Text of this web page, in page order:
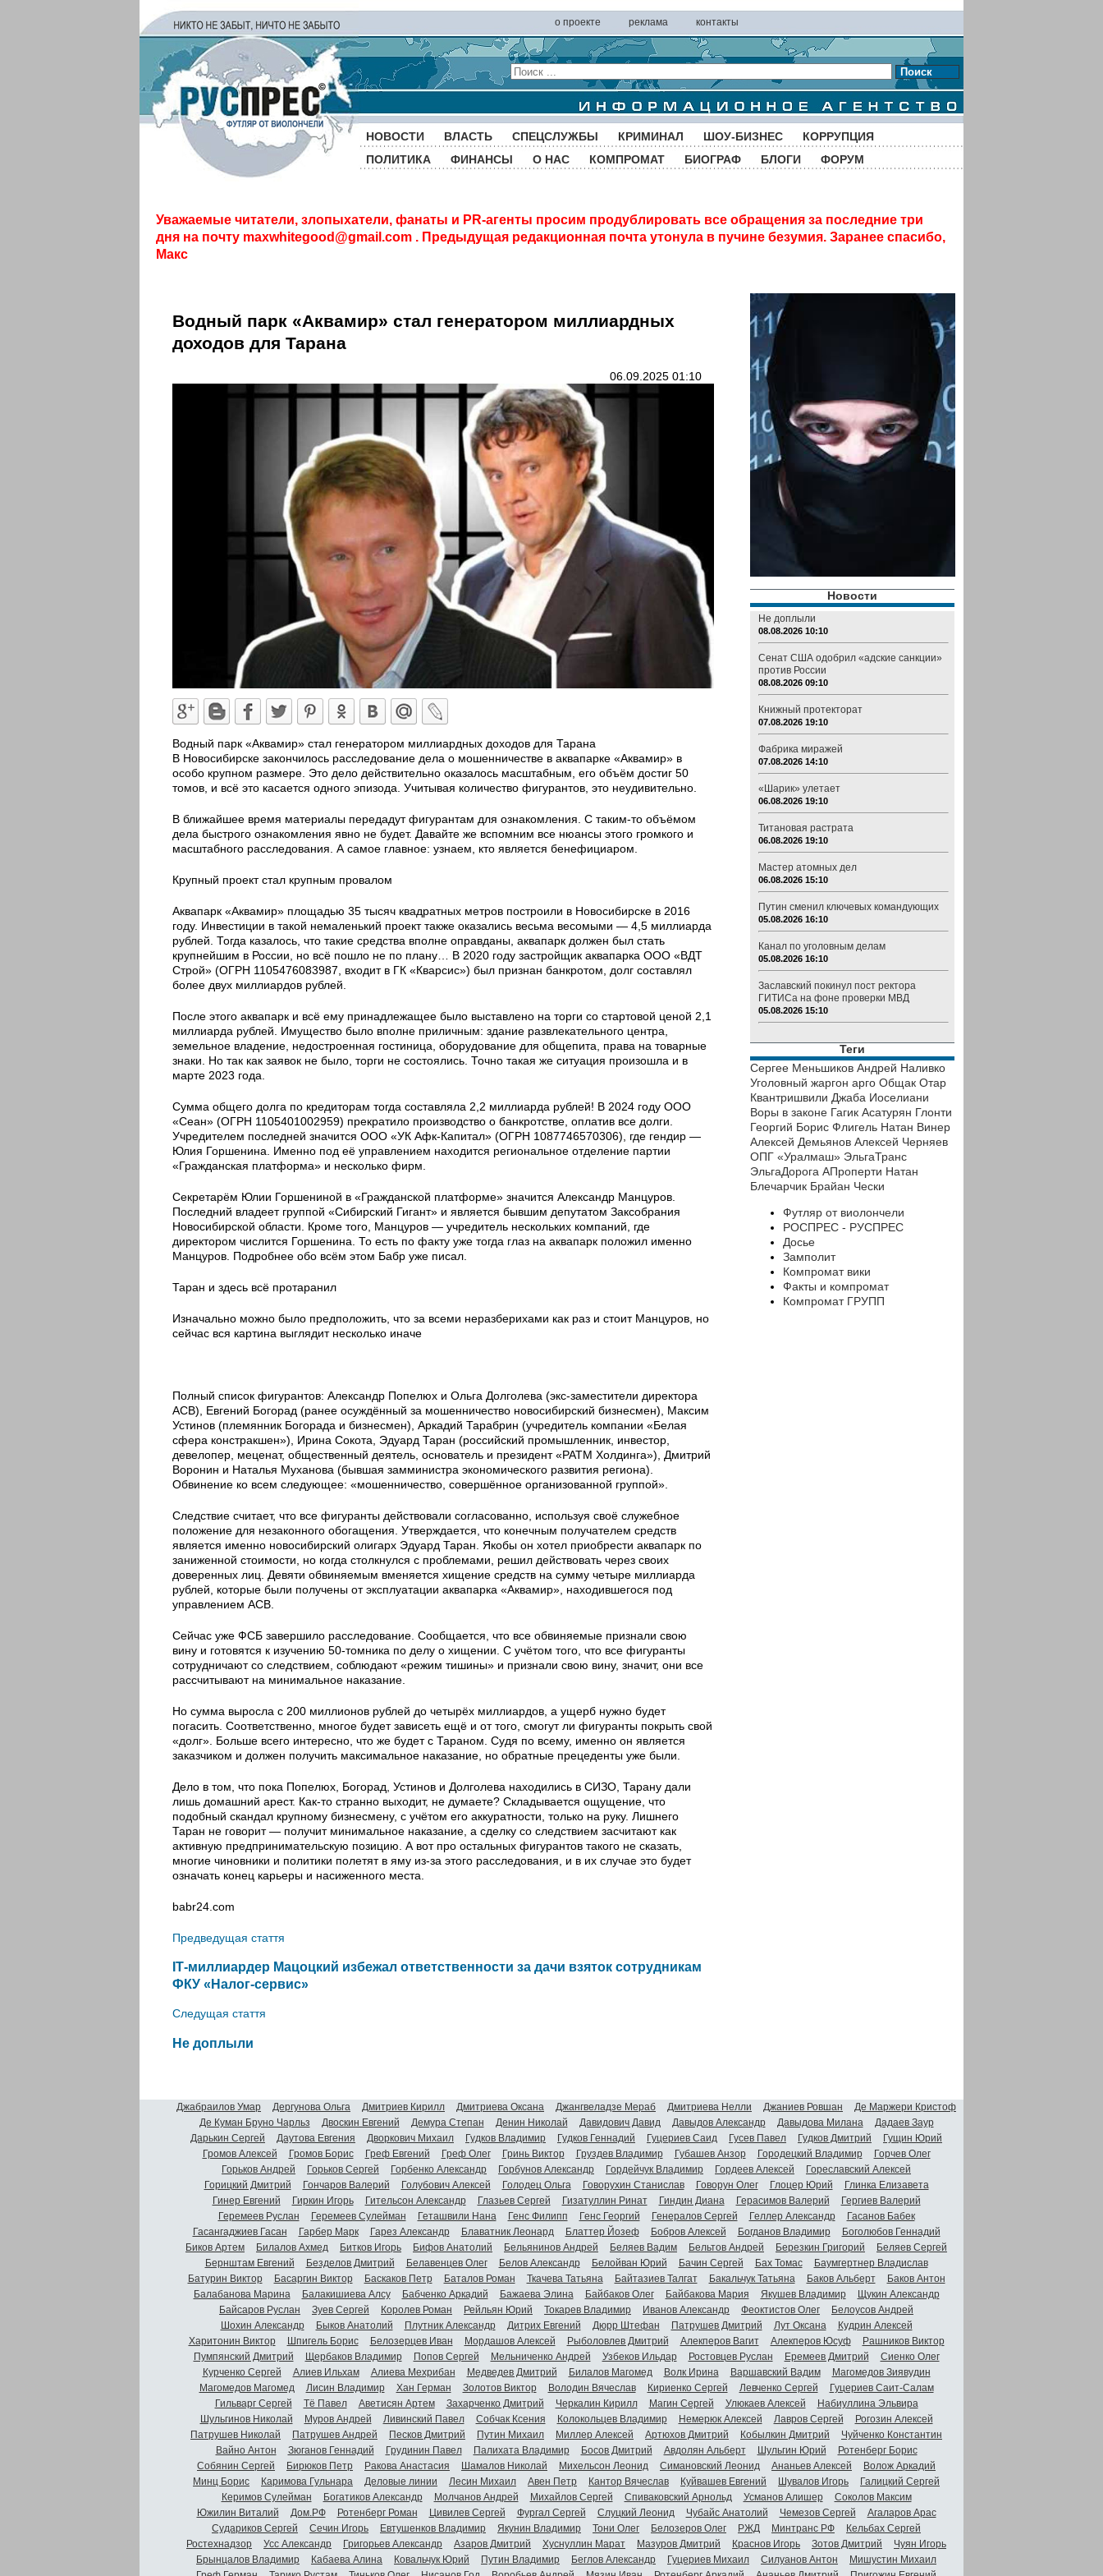
о проекте реклама контакты
Поиск
НОВОСТИ ВЛАСТЬ СПЕЦСЛУЖБЫ КРИМИНАЛ ШОУ-БИЗНЕС
КОРРУПЦИЯ
ПОЛИТИКА
ФИНАНСЫ О НАС КОМПРОМАТ БИОГРАФ БЛОГИ ФОРУМ
Уважаемые читатели, злопыхатели, фанаты и PR-агенты просим продублировать все обращения за последние три
дня на почту maxwhitegood@gmail.com . Предыдущая редакционная почта утонула в пучине безумия. Заранее спасибо,
Макс
Водный парк «Аквамир» стал генератором миллиардных
доходов для Тарана
06.09.2025 01:10
Водный парк «Аквамир» стал генератором миллиардных доходов для Тарана
В Новосибирске закончилось расследование дела о мошенничестве в аквапарке «Аквамир» в
особо крупном размере. Это дело действительно оказалось масштабным, его объём достиг 50
томов, и всё это касается одного эпизода. Учитывая количество фигурантов, это неудивительно.
В ближайшее время материалы передадут фигурантам для ознакомления. С таким-то объёмом
дела быстрого ознакомления явно не будет. Давайте же вспомним все нюансы этого громкого и
масштабного расследования. А самое главное: узнаем, кто является бенефициаром.
Крупный проект стал крупным провалом
Аквапарк «Аквамир» площадью 35 тысяч квадратных метров построили в Новосибирске в 2016
году. Инвестиции в такой немаленький проект также оказались весьма весомыми — 4,5 миллиарда
рублей. Тогда казалось, что такие средства вполне оправданы, аквапарк должен был стать
крупнейшим в России, но всё пошло не по плану… В 2020 году застройщик аквапарка ООО «ВДТ
Строй» (ОГРН 1105476083987, входит в ГК «Кварсис») был признан банкротом, долг составлял
более двух миллиардов рублей.
После этого аквапарк и всё ему принадлежащее было выставлено на торги со стартовой ценой 2,1
миллиарда рублей. Имущество было вполне приличным: здание развлекательного центра,
земельное владение, недостроенная гостиница, оборудование для общепита, права на товарные
знаки. Но так как заявок не было, торги не состоялись. Точно такая же ситуация произошла и в
марте 2023 года.
Сумма общего долга по кредиторам тогда составляла 2,2 миллиарда рублей! В 2024 году ООО
«Сеан» (ОГРН 1105401002959) прекратило производство о банкротстве, оплатив все долги.
Учредителем последней значится ООО «УК Афк-Капитал» (ОГРН 1087746570306), где гендир —
Юлия Горшенина. Именно под её управлением находится региональное отделение партии
«Гражданская платформа» и несколько фирм.
Секретарём Юлии Горшениной в «Гражданской платформе» значится Александр Манцуров.
Последний владеет группой «Сибирский Гигант» и является бывшим депутатом Заксобрания
Новосибирской области. Кроме того, Манцуров — учредитель нескольких компаний, где
директором числится Горшенина. То есть по факту уже тогда глаз на аквапарк положил именно
Манцуров. Подробнее обо всём этом Бабр уже писал.
Таран и здесь всё протаранил
Изначально можно было предположить, что за всеми неразберихами как раз и стоит Манцуров, но
сейчас вся картина выглядит несколько иначе
Полный список фигурантов: Александр Попелюх и Ольга Долголева (экс-заместители директора
АСВ), Евгений Богорад (ранее осуждённый за мошенничество новосибирский бизнесмен), Максим
Устинов (племянник Богорада и бизнесмен), Аркадий Тарабрин (учредитель компании «Белая
сфера констракшен»), Ирина Сокота, Эдуард Таран (российский промышленник, инвестор,
девелопер, меценат, общественный деятель, основатель и президент «РАТМ Холдинга»), Дмитрий
Воронин и Наталья Муханова (бывшая замминистра экономического развития региона).
Обвинение ко всем следующее: «мошенничество, совершённое организованной группой».
Следствие считает, что все фигуранты действовали согласованно, используя своё служебное
положение для незаконного обогащения. Утверждается, что конечным получателем средств
является именно новосибирский олигарх Эдуард Таран. Якобы он хотел приобрести аквапарк по
заниженной стоимости, но когда столкнулся с проблемами, решил действовать через своих
доверенных лиц. Девяти обвиняемым вменяется хищение средств на сумму четыре миллиарда
рублей, которые были получены от эксплуатации аквапарка «Аквамир», находившегося под
управлением АСВ.
Сейчас уже ФСБ завершило расследование. Сообщается, что все обвиняемые признали свою
вину и готовятся к изучению 50-томника по делу о хищении. С учётом того, что все фигуранты
сотрудничают со следствием, соблюдают «режим тишины» и признали свою вину, значит, они все
рассчитывают на минимальное наказание.
Но сумма выросла с 200 миллионов рублей до четырёх миллиардов, а ущерб нужно будет
погасить. Соответственно, многое будет зависеть ещё и от того, смогут ли фигуранты покрыть свой
«долг». Больше всего интересно, что же будет с Тараном. Судя по всему, именно он является
заказчиком и должен получить максимальное наказание, но обратные прецеденты уже были.
Дело в том, что пока Попелюх, Богорад, Устинов и Долголева находились в СИЗО, Тарану дали
лишь домашний арест. Как-то странно выходит, не думаете? Складывается ощущение, что
подобный скандал крупному бизнесмену, с учётом его аккуратности, только на руку. Лишнего
Таран не говорит — получит минимальное наказание, а сделку со следствием засчитают как
активную предпринимательскую позицию. А вот про остальных фигурантов такого не сказать,
многие чиновники и политики полетят в яму из-за этого расследования, и в их случае это будет
означать конец карьеры и насиженного места.
babr24.com
Предведущая стаття
IТ-миллиардер Мацоцкий избежал ответственности за дачи взяток сотрудникам
ФКУ «Налог-сервис»
Следущая стаття
Не доплыли
Новости
Не доплыли
08.08.2026 10:10
Сенат США одобрил «адские санкции»
против России
08.08.2026 09:10
Книжный протекторат
07.08.2026 19:10
Фабрика миражей
07.08.2026 14:10
«Шарик» улетает
06.08.2026 19:10
Титановая растрата
06.08.2026 19:10
Мастер атомных дел
06.08.2026 15:10
Путин сменил ключевых командующих
05.08.2026 16:10
Канал по уголовным делам
05.08.2026 16:10
Заславский покинул пост ректора
ГИТИСа на фоне проверки МВД
05.08.2026 15:10
Теги
Сергее Меньшиков Андрей Наливко
Уголовный жаргон арго Общак Отар
Квантришвили Джаба Иоселиани
Воры в законе Гагик Асатурян Глонти
Георгий Борис Флигель Натан Винер
Алексей Демьянов Алексей Черняев
ОПГ «Уралмаш» ЭльгаТранс
ЭльгаДорога АПроперти Натан
Блечарчик Брайан Чески
Футляр от виолончели
РОСПРЕС - РУСПРЕС
Досье
Замполит
Компромат вики
Факты и компромат
Компромат ГРУПП
Джабраилов Умар Дергунова Ольга Дмитриев Кирилл Дмитриева Оксана Джангвеладзе Мераб Дмитриева Нелли Джаниев Ровшан
Де Маржери Кристоф
Де Куман Бруно Чарльз
Двоскин Евгений Демура Степан Денин Николай Давидович Давид Давыдов Александр Давыдова Милана
Дадаев Заур
Дарькин Сергей
Даутова Евгения Дворкович Михаил Гудков Владимир Гудков Геннадий Гуцериев Саид Гусев Павел Гудков Дмитрий
Гущин Юрий
Громов Алексей
Громов Борис Греф Евгений Греф Олег Гринь Виктор Груздев Владимир Губашев Анзор Городецкий Владимир
Горчев Олег
Горьков Андрей
Горьков Сергей Горбенко Александр Горбунов Александр Гордейчук Владимир Гордеев Алексей
Гореславский Алексей
Горицкий Дмитрий
Гончаров Валерий Голубович Алексей Голодец Ольга Говорухин Станислав Говорун Олег Глоцер Юрий
Глинка Елизавета
Гинер Евгений
Гиркин Игорь Гительсон Александр Глазьев Сергей Гизатуллин Ринат Гиндин Диана Герасимов Валерий
Гергиев Валерий
Геремеев Руслан
Геремеев Сулейман Геташвили Нана Генс Филипп Генс Георгий Генералов Сергей Геллер Александр
Гасанов Бабек
Гасангаджиев Гасан
Гарбер Марк Гарез Александр Блаватник Леонард Блаттер Йозеф Бобров Алексей Богданов Владимир
Боголюбов Геннадий
Биков Артем
Билалов Ахмед Битков Игорь Бифов Анатолий Бельянинов Андрей Беляев Вадим Бельтов Андрей Березкин Григорий
Беляев Сергей
Бернштам Евгений
Безделов Дмитрий Белавенцев Олег Белов Александр Белойван Юрий Бачин Сергей Бах Томас
Баумгертнер Владислав
Батурин Виктор
Басаргин Виктор Баскаков Петр Баталов Роман Ткачева Татьяна Байтазиев Талгат Бакальчук Татьяна Баков Альберт
Баков Антон
Балабанова Марина
Балакишиева Алсу Бабченко Аркадий Бажаева Элина Байбаков Олег Байбакова Мария Якушев Владимир
Щукин Александр
Байсаров Руслан
Зуев Сергей Королев Роман Рейльян Юрий Токарев Владимир Иванов Александр Феоктистов Олег
Белоусов Андрей
Шохин Александр
Быков Анатолий Плутник Александр Дитрих Евгений Дюрр Штефан Патрушев Дмитрий Лут Оксана
Кудрин Алексей
Харитонин Виктор
Шпигель Борис Белозерцев Иван Мордашов Алексей Рыболовлев Дмитрий Алекперов Вагит Алекперов Юсуф
Рашников Виктор
Пумпянский Дмитрий
Щербаков Владимир Попов Сергей Мельниченко Андрей Узбеков Ильдар Ростовцев Руслан Еремеев Дмитрий
Сиенко Олег
Курченко Сергей
Алиев Ильхам Алиева Мехрибан Медведев Дмитрий Билалов Магомед Волк Ирина Варшавский Вадим
Магомедов Зиявудин
Магомедов Магомед
Лисин Владимир Хан Герман Золотов Виктор Володин Вячеслав Кириенко Сергей Левченко Сергей
Гуцериев Саит-Салам
Гильварг Сергей
Тё Павел Аветисян Артем Захарченко Дмитрий Черкалин Кирилл Магин Сергей Улюкаев Алексей
Набиуллина Эльвира
Шульгинов Николай
Муров Андрей Ливинский Павел Собчак Ксения Колокольцев Владимир Немерюк Алексей Лавров Сергей
Рогозин Алексей
Патрушев Николай
Патрушев Андрей Песков Дмитрий Путин Михаил Миллер Алексей Артюхов Дмитрий Кобылкин Дмитрий
Чуйченко Константин
Вайно Антон
Зюганов Геннадий Грудинин Павел Палихата Владимир Босов Дмитрий Авдолян Альберт Шульгин Юрий
Ротенберг Борис
Собянин Сергей
Бирюков Петр Ракова Анастасия Шамалов Николай Михельсон Леонид Симановский Леонид Ананьев Алексей
Волож Аркадий
Минц Борис
Каримова Гульнара Деловые линии Лесин Михаил Авен Петр Кантор Вячеслав Куйвашев Евгений Шувалов Игорь
Галицкий Сергей
Керимов Сулейман
Богатиков Александр Молчанов Андрей Михайлов Сергей Спиваковский Арнольд Усманов Алишер
Соколов Максим
Южилин Виталий
Дом.РФ Ротенберг Роман Цивилев Сергей Фургал Сергей Слуцкий Леонид Чубайс Анатолий Чемезов Сергей
Агаларов Арас
Судариков Сергей
Сечин Игорь Евтушенков Владимир Якунин Владимир Тони Олег Белозеров Олег РЖД Минтранс РФ
Кельбах Сергей
Ростехнадзор
Усс Александр Григорьев Александр Азаров Дмитрий Хуснуллин Марат Мазуров Дмитрий Краснов Игорь Зотов Дмитрий
Чуян Игорь
Брынцалов Владимир
Кабаева Алина Ковальчук Юрий Путин Владимир Беглов Александр Гуцериев Михаил Силуанов Антон
Мишустин Михаил